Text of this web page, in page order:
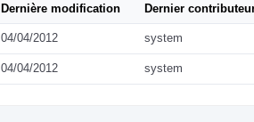
Dernière modification Dernier
04/04/2012 system
04/04/2012 system